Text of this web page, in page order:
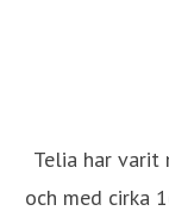
Telia har varit
och med cirka